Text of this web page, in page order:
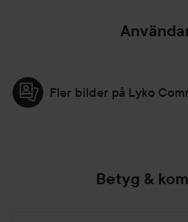
Fler bilder på Lyko
Betyg &